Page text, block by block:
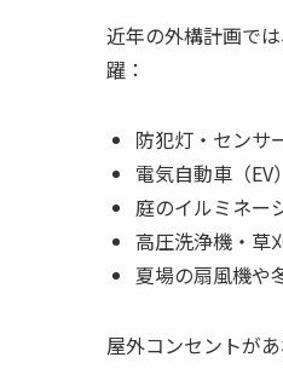
近年の外構計画で
躍：
防犯灯・センサ
電気自動車（EV
庭のイルミネー
高圧洗浄機・草
夏場の扇風機や
屋外コンセントが